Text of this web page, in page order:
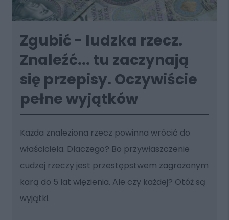
Zgubić - ludzka rzecz.
Znaleźć... tu zaczynają
się przepisy. Oczywiście
pełne wyjątków
Każda znaleziona rzecz powinna wrócić do
właściciela. Dlaczego? Bo przywłaszczenie
cudzej rzeczy jest przestępstwem zagrożonym
karą do 5 lat więzienia. Ale czy każdej? Otóż są
wyjątki.